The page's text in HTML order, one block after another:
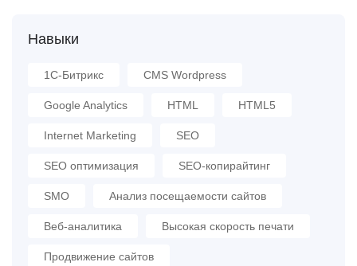
Навыки
1С-Битрикс CMS Wordpress
Google Analytics HTML HTML5
Internet Marketing SEO
SEO оптимизация SEO-копирайтинг
SMO Анализ посещаемости сайтов
Веб-аналитика Высокая скорость печати
Продвижение сайтов